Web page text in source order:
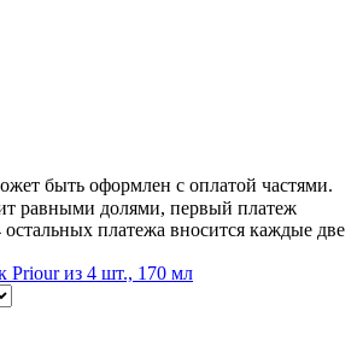
быть оформлен с оплатой частями.
равными долями, первый платеж
остальных платежа вносится каждые две
Priour из 4 шт., 170 мл